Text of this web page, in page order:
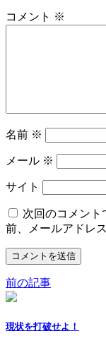
コメント ※
名前 ※
メール ※
サイト
次回のコメント
前、メールアドレ
前の記事
現状を打破せよ！